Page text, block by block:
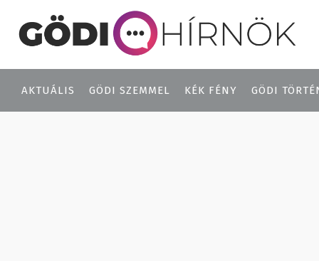
AKTUÁLIS GÖDI SZEMMEL KÉK FÉNY GÖDI